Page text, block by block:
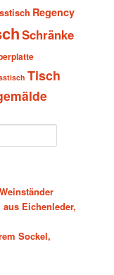
Regency
Schränke
Tisch
Eichenleder,
Sockel,